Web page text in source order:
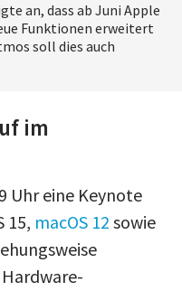
an, dass ab Juni Apple
Funktionen erweitert
soll dies auch
im
Uhr eine Keynote
15, macOS 12 sowie